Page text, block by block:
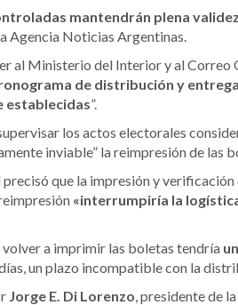
mantendrán plena
Agencia Noticias Argentinas.
al Ministerio del Interior y al
de distribución y
establecidas”.
los actos electorales
inviable” la reimpresión de las
que la impresión y
«interrumpiría la
a imprimir las boletas tendría
un plazo incompatible con la
Jorge E. Di Lorenzo, presidente de